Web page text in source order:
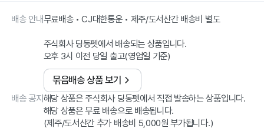
배송 안내무료배송 • CJ대한통운 • 제주/도서산간 배송비 별도
주식회사 딩동펫에서 배송되는 상품입니다.
오후 3시 이전 당일 출고(영업일 기준)
묶음배송 상품 보기
배송 공지해당 상품은 주식회사 딩동펫에서 직접 발송하는 상품입니다.
해당 상품은 무료 배송으로 배송됩니다.